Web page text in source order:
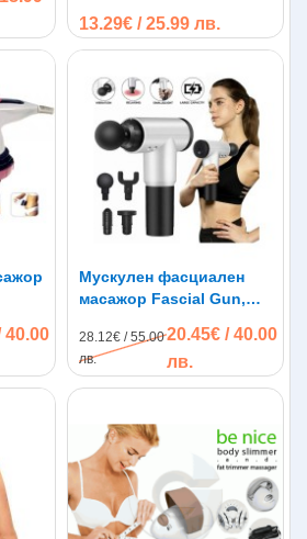
от 60 до 90 минути
3 часа
220 V
намерите:
масажор
зареждане
13.29€ / 25.99 лв.
40.00
Мускулен фасциален
масажор Fascial Gun,
болки, отслабване
28.12€ / 55.00
лв.
20.45€ / 40.00
лв.